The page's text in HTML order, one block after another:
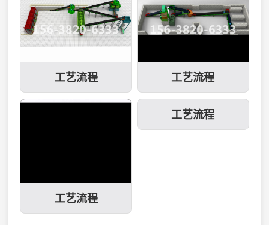
度要求。半湿物料粉碎
机原理：半湿物料粉碎
机是专业粉碎高湿度，
设备。半湿物料粉碎机
碎纤维粒度好。半湿物
(发酵机仅占地10-30平)
(密闭式发酵),灭病虫卵
(可调整至80-110°C高
循环农业、生态农业实
现废弃物资源化利用的
理想选择。另可根据客
户需求定做5-150m3不
同容量,不同形式(卧
工艺流程 工艺流程
工艺流程